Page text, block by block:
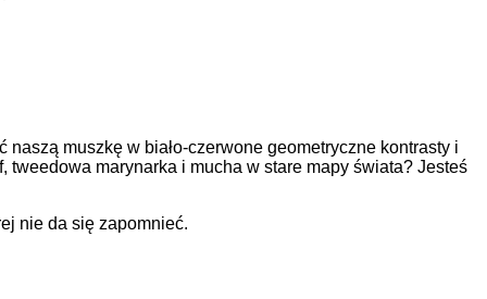
muszkę w biało-czerwone geometryczne kontrasty i
marynarka i mucha w stare mapy świata? Jesteś
nie da się zapomnieć.